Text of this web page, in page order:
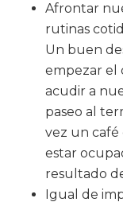
Afrontar
rutinas
Un buen
empezar el
acudir a
paseo al
vez un café
estar
resultado
Igual de